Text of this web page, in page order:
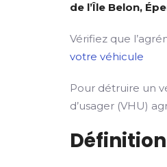
de l’Île Belon,
Vérifiez que
votre véhicule
Pour détruire un
d’usager (VHU)